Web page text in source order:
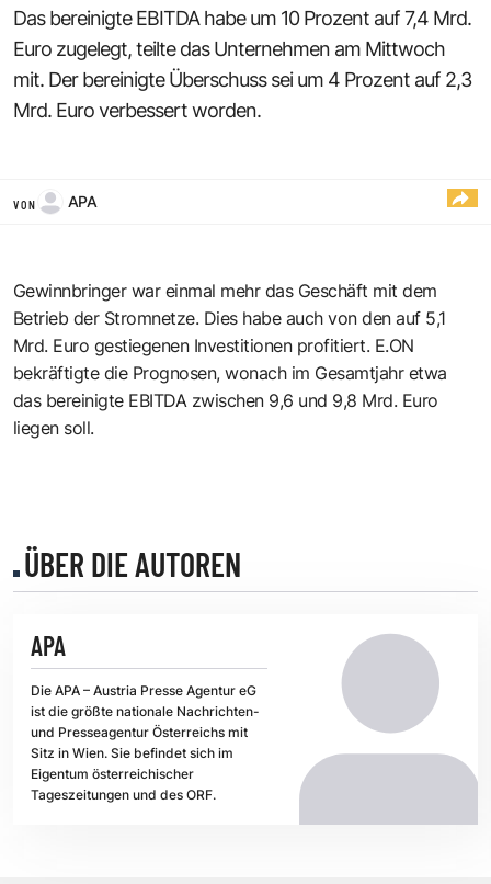
Das bereinigte EBITDA habe um 10 Prozent auf 7,4 Mrd.
Euro zugelegt, teilte das Unternehmen am Mittwoch
mit. Der bereinigte Überschuss sei um 4 Prozent auf 2,3
Mrd. Euro verbessert worden.
VON APA
Gewinnbringer war einmal mehr das Geschäft mit dem
Betrieb der Stromnetze. Dies habe auch von den auf 5,1
Mrd. Euro gestiegenen Investitionen profitiert. E.ON
bekräftigte die Prognosen, wonach im Gesamtjahr etwa
das bereinigte EBITDA zwischen 9,6 und 9,8 Mrd. Euro
liegen soll.
ÜBER DIE AUTOREN
APA
Die APA – Austria Presse Agentur eG
ist die größte nationale Nachrichten-
und Presseagentur Österreichs mit
Sitz in Wien. Sie befindet sich im
Eigentum österreichischer
Tageszeitungen und des ORF.